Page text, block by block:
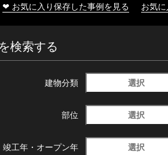
❤ お気に入り保存した事例を見る お気
検索する
建物分類 選択
部位 選択
竣工年・ オープン年 選択